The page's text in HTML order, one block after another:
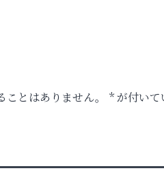
とはありません。 *が付いて